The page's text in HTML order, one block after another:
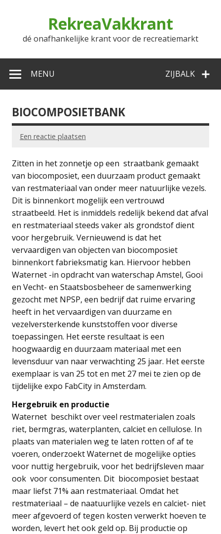
RekreaVakkrant
dé onafhankelijke krant voor de recreatiemarkt
ZIJBALK
MENU
BIOCOMPOSIETBANK
Een reactie plaatsen
Zitten in het zonnetje op een straatbank gemaakt
van biocomposiet, een duurzaam product gemaakt
van restmateriaal van onder meer natuurlijke vezels.
Dit is binnenkort mogelijk een vertrouwd
straatbeeld. Het is inmiddels redelijk bekend dat afval
en restmateriaal steeds vaker als grondstof dient
voor hergebruik. Vernieuwend is dat het
vervaardigen van objecten van biocomposiet
binnenkort fabrieksmatig kan. Hiervoor hebben
Waternet -in opdracht van waterschap Amstel, Gooi
en Vecht- en Staatsbosbeheer de samenwerking
gezocht met NPSP, een bedrijf dat ruime ervaring
heeft in het vervaardigen van duurzame en
vezelversterkende kunststoffen voor diverse
toepassingen. Het eerste resultaat is een
hoogwaardig en duurzaam materiaal met een
levensduur van naar verwachting 25 jaar. Het eerste
exemplaar is van 25 tot en met 27 mei te zien op de
tijdelijke expo FabCity in Amsterdam.
Hergebruik en productie
Waternet beschikt over veel restmaterialen zoals
riet, bermgras, waterplanten, calciet en cellulose. In
plaats van materialen weg te laten rotten of af te
voeren, onderzoekt Waternet de mogelijke opties
voor nuttig hergebruik, voor het bedrijfsleven maar
ook voor consumenten. Dit biocomposiet bestaat
maar liefst 71% aan restmateriaal. Omdat het
restmateriaal – de naatuurlijke vezels en calciet- niet
meer afgevoerd of tegen kosten verwerkt hoeven te
worden, levert het ook geld op. Bij productie op